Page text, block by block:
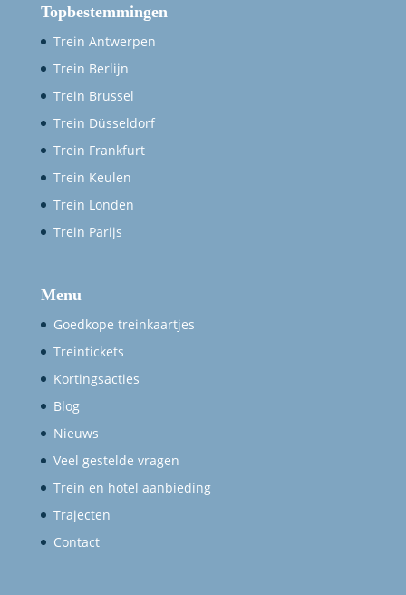
Topbestemmingen
Trein Antwerpen
Trein Berlijn
Trein Brussel
Trein Düsseldorf
Trein Frankfurt
Trein Keulen
Trein Londen
Trein Parijs
Menu
Goedkope treinkaartjes
Treintickets
Kortingsacties
Blog
Nieuws
Veel gestelde vragen
Trein en hotel aanbieding
Trajecten
Contact